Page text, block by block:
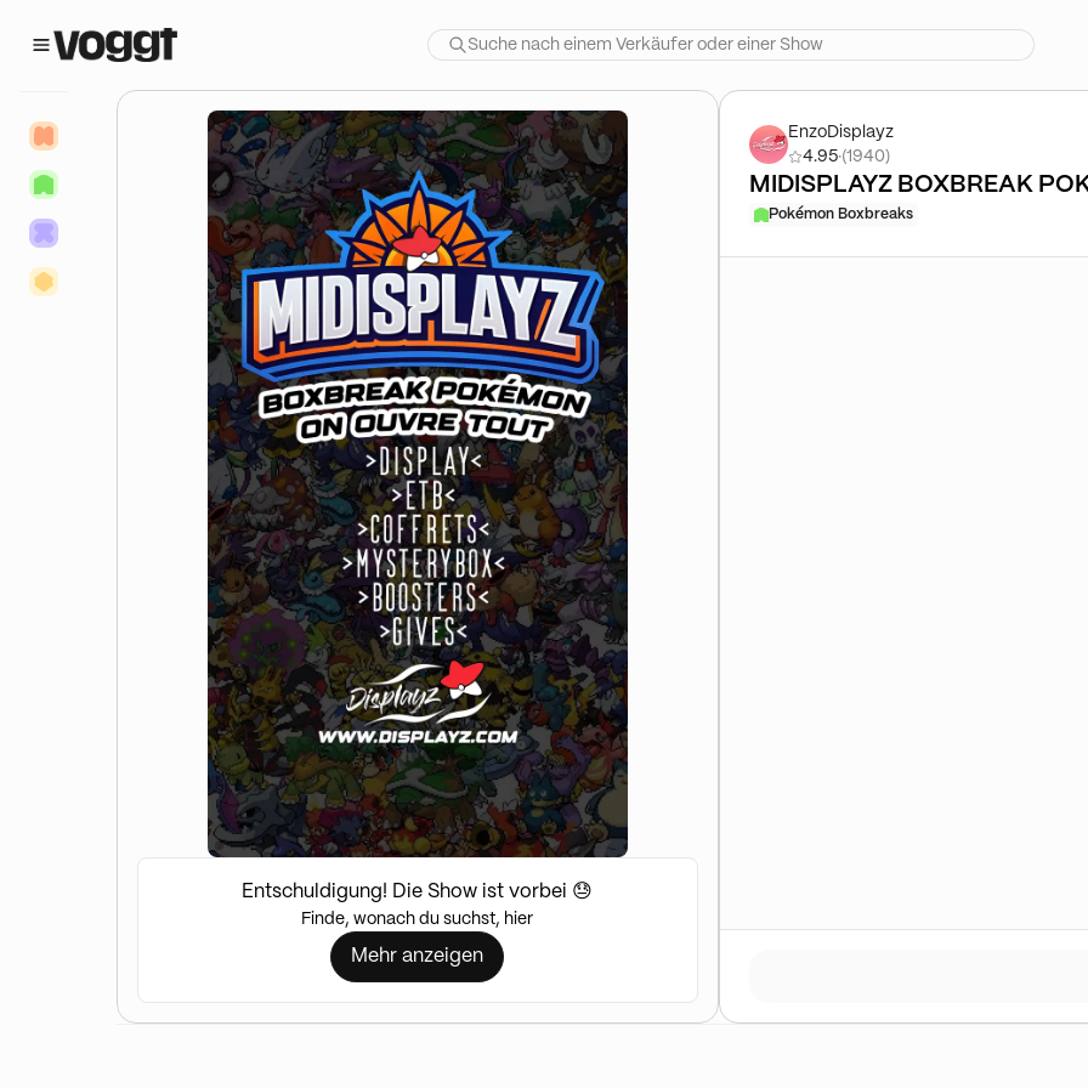
Entschuldigung! Die Show ist vorbei 😓
Finde, wonach du suchst, hier
Mehr anzeigen
EnzoDisplayz
4.95·(1940)
MIDISPLAYZ BOXBREAK
Pokémon Boxbreaks